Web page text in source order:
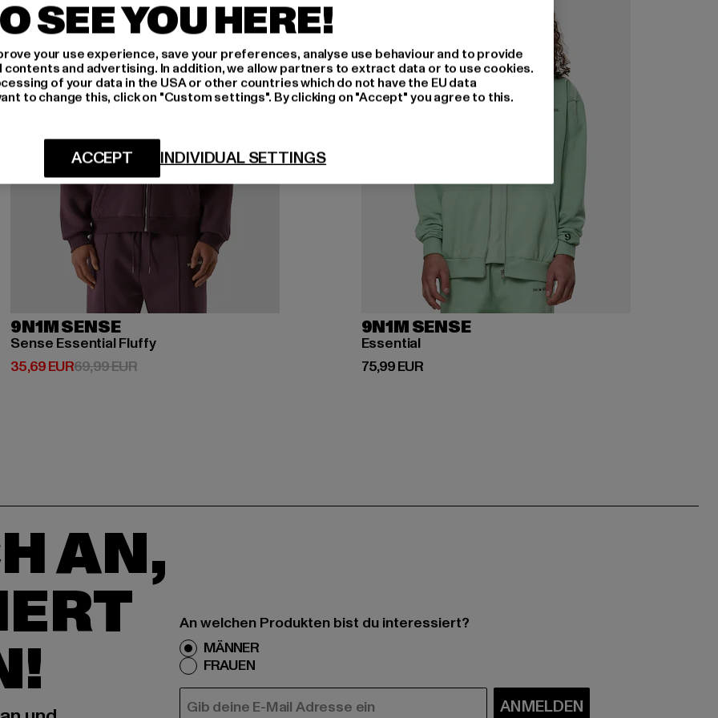
9N1M SENSE
Sense Essential Fluffy
35,69 EUR
Derzeitiger Preis: 35,69 EUR
69,99 EURAktionspreis: 69,99 EUR
9N1M SENSE
Essential
75,99 EUR
Derzeitiger Preis: 75,99 EUR
AN,
An welchen Produkten bist du interessiert?
MÄNNER
FRAUEN
E-MAIL ANMELDEN
SEE YOU HERE!
your use experience, save your preferences, analyse use behaviour and to provide
and advertising. In addition, we allow partners to extract data or to use cookies.
of your data in the USA or other countries which do not have the EU data
to change this, click on "Custom settings". By clicking on "Accept" you agree to this.
INDIVIDUAL SETTINGS
ACCEPT